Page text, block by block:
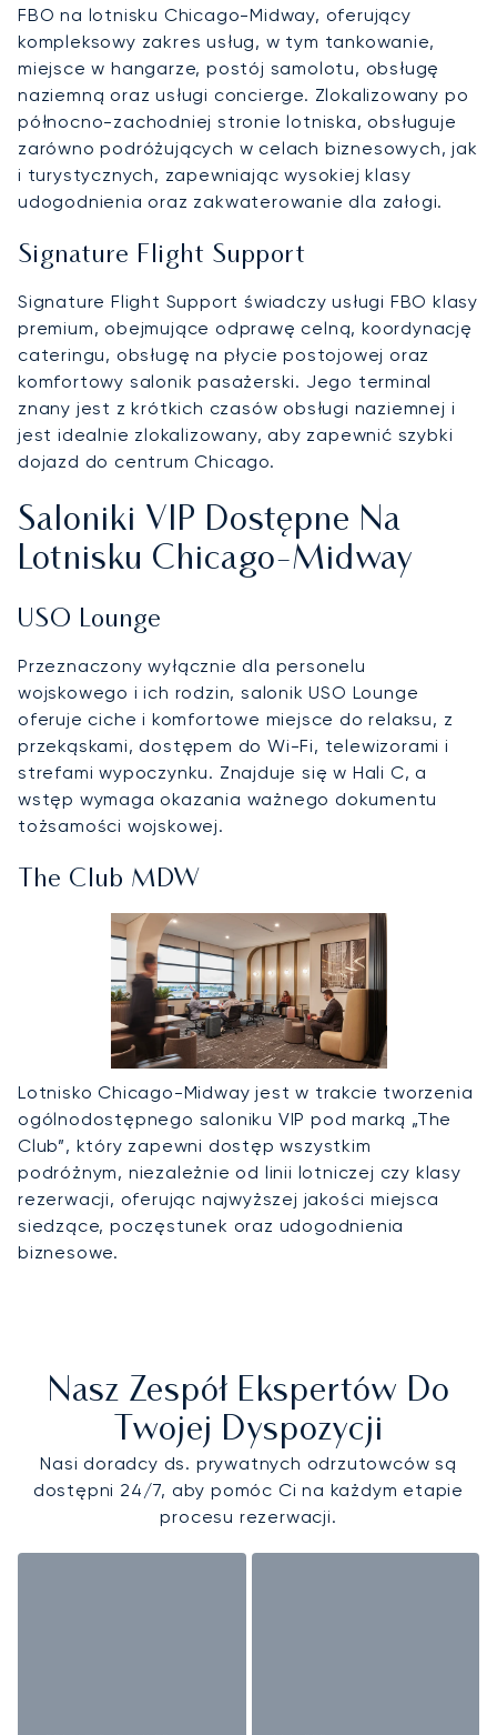
FBO na lotnisku Chicago-Midway, oferujący
kompleksowy zakres usług, w tym tankowanie,
miejsce w hangarze, postój samolotu, obsługę
naziemną oraz usługi concierge. Zlokalizowany po
północno-zachodniej stronie lotniska, obsługuje
zarówno podróżujących w celach biznesowych, jak
i turystycznych, zapewniając wysokiej klasy
udogodnienia oraz zakwaterowanie dla załogi.
Signature Flight Support
Signature Flight Support świadczy usługi FBO klasy
premium, obejmujące odprawę celną, koordynację
cateringu, obsługę na płycie postojowej oraz
komfortowy salonik pasażerski. Jego terminal
znany jest z krótkich czasów obsługi naziemnej i
jest idealnie zlokalizowany, aby zapewnić szybki
dojazd do centrum Chicago.
Saloniki VIP Dostępne Na
Lotnisku Chicago-Midway
USO Lounge
Przeznaczony wyłącznie dla personelu
wojskowego i ich rodzin, salonik USO Lounge
oferuje ciche i komfortowe miejsce do relaksu, z
przekąskami, dostępem do Wi-Fi, telewizorami i
strefami wypoczynku. Znajduje się w Hali C, a
wstęp wymaga okazania ważnego dokumentu
tożsamości wojskowej.
The Club MDW
Lotnisko Chicago-Midway jest w trakcie tworzenia
ogólnodostępnego saloniku VIP pod marką „The
Club”, który zapewni dostęp wszystkim
podróżnym, niezależnie od linii lotniczej czy klasy
rezerwacji, oferując najwyższej jakości miejsca
siedzące, poczęstunek oraz udogodnienia
biznesowe.
Nasz Zespół Ekspertów Do
Twojej Dyspozycji
Nasi doradcy ds. prywatnych odrzutowców są
dostępni 24/7, aby pomóc Ci na każdym etapie
procesu rezerwacji.